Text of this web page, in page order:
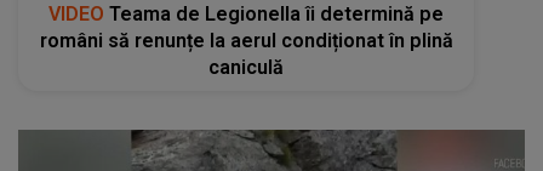
VIDEO Teama de Legionella îi determină pe
români să renunțe la aerul condiționat în plină
caniculă